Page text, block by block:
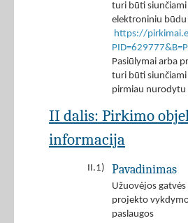
turi būti siunčiami
elektroniniu būdu
https://
Pasiūlymai arba
turi būti siunčiami
pirmiau nurodytu
II dalis: Pirkimo
informacija
II.1) Pavadinimas
Užuovėjos
projekto
paslaugos